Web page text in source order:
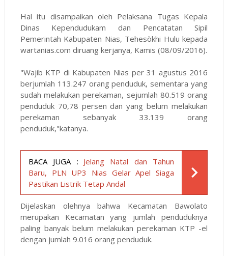
Hal itu disampaikan oleh Pelaksana Tugas Kepala
Dinas Kependudukam dan Pencatatan Sipil
Pemerintah Kabupaten Nias, Tehesòkhi Hulu kepada
wartanias.com diruang kerjanya, Kamis (08/09/2016).
"Wajib KTP di Kabupaten Nias per 31 agustus 2016
berjumlah 113.247 orang penduduk, sementara yang
sudah melakukan perekaman, sejumlah 80.519 orang
penduduk 70,78 persen dan yang belum melakukan
perekaman sebanyak 33.139 orang
penduduk,"katanya.
BACA JUGA : Jelang Natal dan Tahun
Baru, PLN UP3 Nias Gelar Apel Siaga
Pastikan Listrik Tetap Andal
Dijelaskan olehnya bahwa Kecamatan Bawolato
merupakan Kecamatan yang jumlah penduduknya
paling banyak belum melakukan perekaman KTP -el
dengan jumlah 9.016 orang penduduk.